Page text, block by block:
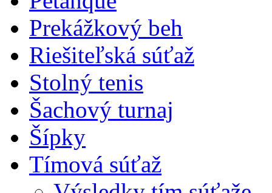
Prekážkový beh
Riešiteľská súťaž
Stolný tenis
Šachový turnaj
Šípky
Tímová súťaž